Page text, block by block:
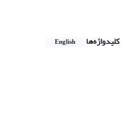
کلیدواژه‌ها English